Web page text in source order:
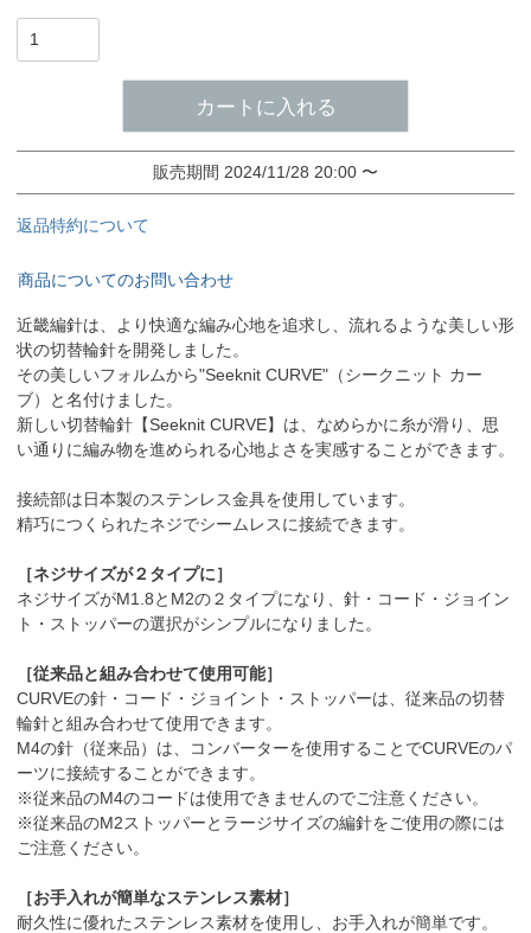
カートに入れる
販売期間 2024/11/28 20:00 〜
返品特約について
商品についてのお問い合わせ
近畿編針は、より快適な編み心地を追求し、流れるような美しい形
状の切替輪針を開発しました。
その美しいフォルムから"Seeknit CURVE"（シークニット カー
ブ）と名付けました。
新しい切替輪針【Seeknit CURVE】は、なめらかに糸が滑り、思
い通りに編み物を進められる心地よさを実感することができます。
接続部は日本製のステンレス金具を使用しています。
精巧につくられたネジでシームレスに接続できます。
［ネジサイズが２タイプに］
ネジサイズがM1.8とM2の２タイプになり、針・コード・ジョイン
ト・ストッパーの選択がシンプルになりました。
［従来品と組み合わせて使用可能］
CURVEの針・コード・ジョイント・ストッパーは、従来品の切替
輪針と組み合わせて使用できます。
M4の針（従来品）は、コンバーターを使用することでCURVEのパ
ーツに接続することができます。
※従来品のM4のコードは使用できませんのでご注意ください。
※従来品のM2ストッパーとラージサイズの編針をご使用の際には
ご注意ください。
［お手入れが簡単なステンレス素材］
耐久性に優れたステンレス素材を使用し、お手入れが簡単です。